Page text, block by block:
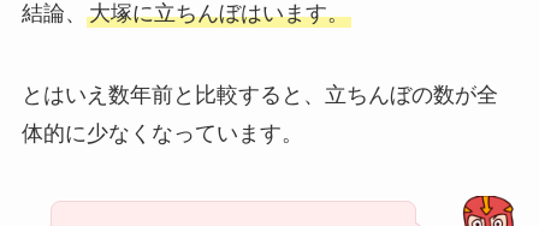
結論、 大塚に立ちんぼはいます。
とはいえ数年前と比較すると、立ちんぼの数が全
体的に少なくなっています。